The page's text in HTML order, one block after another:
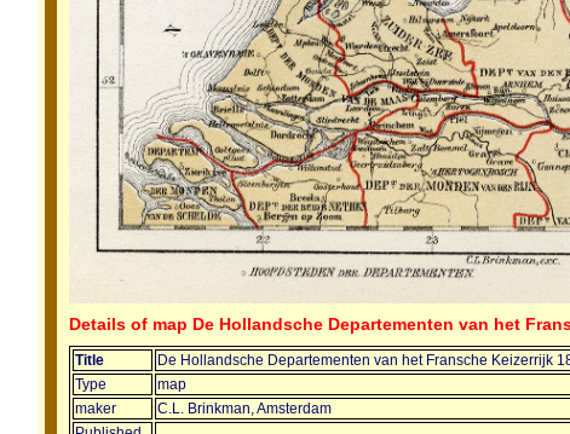
Details of map De Hollandsche Departementen van het
Title
De Hollandsche Departementen van het Fransche Keizerrijk
Type
map
maker
C.L. Brinkman, Amsterdam